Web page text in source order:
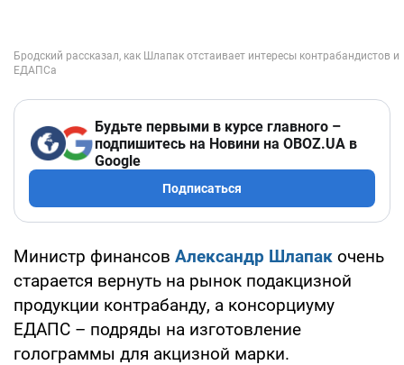
Будьте первыми в курсе главного –
подпишитесь на Новини на OBOZ.UA в
Google
Подписаться
Министр финансов Александр Шлапак очень
старается вернуть на рынок подакцизной
продукции контрабанду, а консорциуму
ЕДАПС – подряды на изготовление
голограммы для акцизной марки.